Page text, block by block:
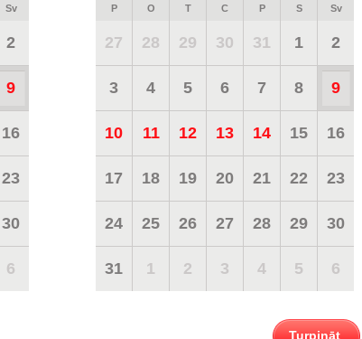
Sv
2
9
16
23
30
6
P O T C P S Sv
27 28 29 30 31 1 2
3 4 5 6 7 8 9
10 11 12 13 14 15 16
17 18 19 20 21 22 23
24 25 26 27 28 29 30
31 1 2 3 4 5 6
Turpināt